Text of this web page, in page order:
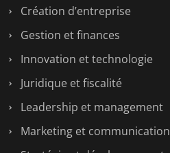
Création d’entreprise
Gestion et finances
Innovation et technologie
Juridique et fiscalité
Leadership et management
Marketing et communication